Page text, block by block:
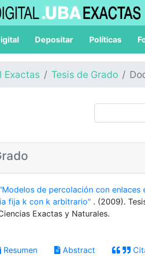
Depositar Políticas
Exactas Tesis de Grado
"Modelos de percolación con
fija k con k arbitrario" . (2009).
Exactas y Naturales.
Resumen Abstract